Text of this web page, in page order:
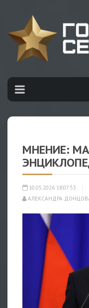
МНЕНИЕ:
10.05.2026 18:07:53
АЛЕКСАНДРА